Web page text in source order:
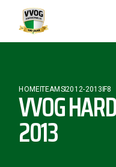
HOMETEAMS2012-2013 F8
VVOG
2013